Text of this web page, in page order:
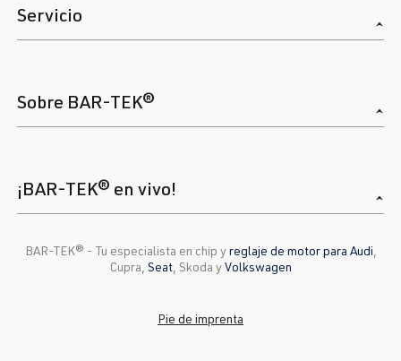
Servicio
Sobre BAR-TEK®
¡BAR-TEK® en vivo!
BAR-TEK®️ - Tu especialista en chip yreglaje de motor para Audi
Cupra, Seat, Skoda yVolkswagen
Pie de imprenta